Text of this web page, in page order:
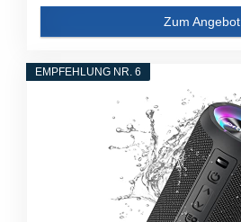
Zum Angebot
EMPFEHLUNG NR. 6